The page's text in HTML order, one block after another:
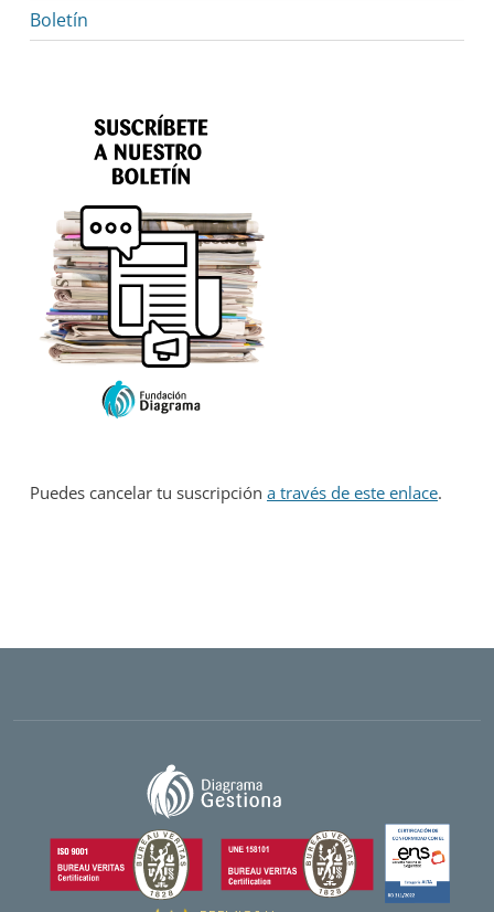
Boletín
Puedes cancelar tu suscripción a través de este enlace.